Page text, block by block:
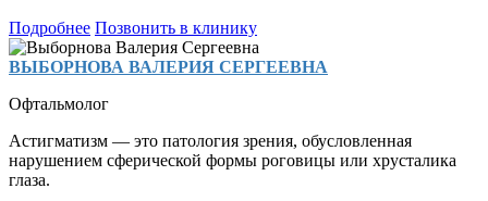
Подробнее Позвонить в клинику
ВЫБОРНОВА ВАЛЕРИЯ СЕРГЕЕВНА
Офтальмолог
Астигматизм — это патология зрения, обусловленная
нарушением сферической формы роговицы или хрусталика
глаза.